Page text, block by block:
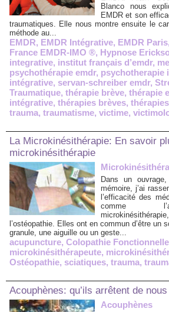
Blanco nous
EMDR et son
traumatiques. Elle nous montre ensuite le
méthode au...
EMDR, EMDR Intégrative, EMDR Paris,
France EMDR-IMO ®, Hypnose
integrative, institut français d’emdr,
psychothérapie emdr, psychotherapie
intégrative, servan-schreiber emdr,
Traumatique, thérapie brève, thérapie
intégrative, thérapies brèves,
trauma, traumatisme, victime,
La Microkinésithérapie: En savoir
microkinésithérapie
Dans un
mémoire, j’ai
l’efficacité des
comme
l’ostéopathie. Elles ont en commun d’être un
granule, une aiguille ou un geste...
acupuncture, Colopathie Fonctionnelle
microkinésithérapeute,
Ostéopathie, sciatiques, trauma,
Acouphènes: qu’ils arrêtent de
Acouphènes